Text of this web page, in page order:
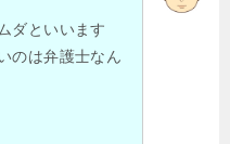
ダといいます
のは弁護士なん